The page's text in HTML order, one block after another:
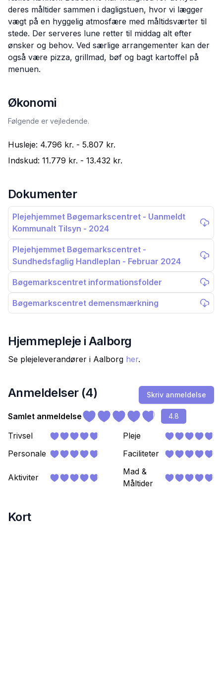
deres måltider sammen i dagligstuen, hvor vi lægger
vægt på en hyggelig atmosfære med måltidsværter til
stede. Der serveres lune retter til middag alt efter
ønsker og behov. Ved særlige arrangementer kan der
også være pizza, grillmad, bøf og bagt kartoffel på
menuen.
Økonomi
Følgende er vejledende.
Husleje: 4.796 kr. - 5.807 kr.
Indskud: 11.779 kr. - 13.432 kr.
Dokumenter
Plejehjemmet Bøgemarkscentret - Uanmeldt
Kommunalt Tilsyn - 2024
Plejehjemmet Bøgemarkscentret -
Sundhedsfaglig Handleplan - Februar 2024
Bøgemarkscentret informationsfolder
Bøgemarkscentret demensmærkning
Hjemmepleje i Aalborg
Se plejeleverandører i Aalborg her.
Anmeldelser (4) Skriv anmeldelse
Samlet anmeldelse 4.8
Trivsel
Pleje
Personale
Faciliteter
Aktiviter
Mad &
Måltider
Kort